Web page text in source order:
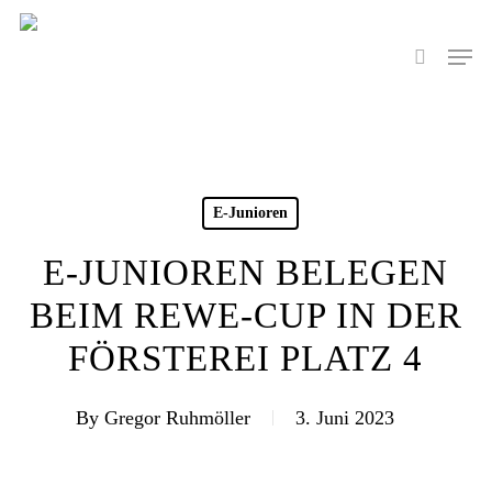
Skip
search
Menu
E-Junioren
E-JUNIOREN BELEGEN
BEIM REWE-CUP IN DER
FÖRSTEREI PLATZ 4
By Gregor Ruhmöller 3. Juni 2023